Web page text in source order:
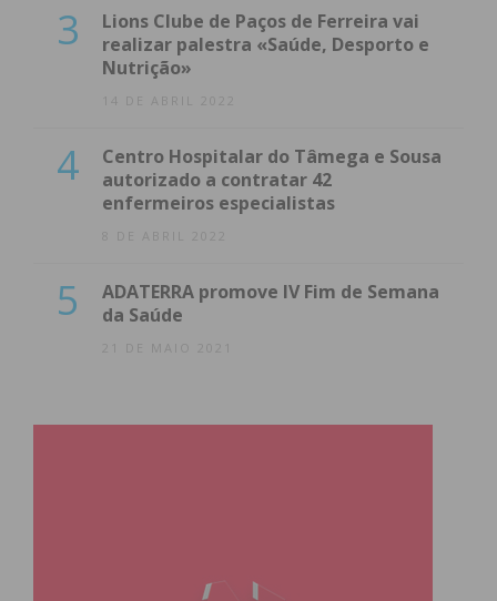
3
Lions Clube de Paços de Ferreira vai
realizar palestra «Saúde, Desporto e
Nutrição»
14 DE ABRIL 2022
4
Centro Hospitalar do Tâmega e Sousa
autorizado a contratar 42
enfermeiros especialistas
8 DE ABRIL 2022
5
ADATERRA promove IV Fim de Semana
da Saúde
21 DE MAIO 2021